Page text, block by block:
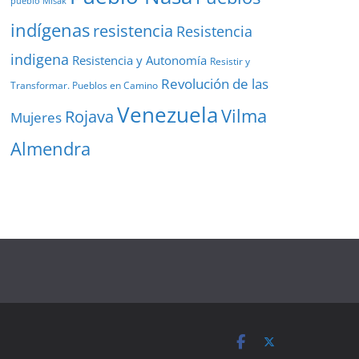
indígenasresistencia Resistencia
indigena Resistencia y Autonomía Resistir y
Transformar. Pueblos en Camino Revolución de las
Mujeres RojavaVenezuelaVilma
Almendra